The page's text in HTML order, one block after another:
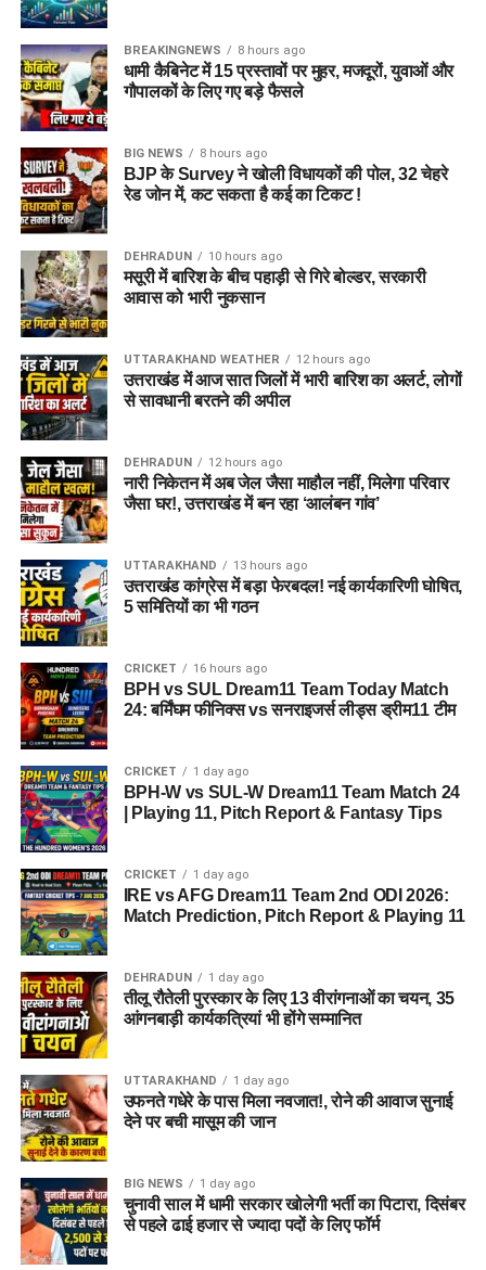
BREAKINGNEWS 8 hours ago
धामी कैबिनेट में 15 प्रस्तावों पर मुहर, मजदूरों, युवाओं और
गौपालकों के लिए गए बड़े फैसले
BIG NEWS 8 hours ago
BJP के Survey ने खोली विधायकों की पोल, 32 चेहरे
रेड जोन में, कट सकता है कई का टिकट !
DEHRADUN 10 hours ago
मसूरी में बारिश के बीच पहाड़ी से गिरे बोल्डर, सरकारी
आवास को भारी नुकसान
UTTARAKHAND WEATHER 12 hours ago
उत्तराखंड में आज सात जिलों में भारी बारिश का अलर्ट, लोगों
से सावधानी बरतने की अपील
DEHRADUN 12 hours ago
नारी निकेतन में अब जेल जैसा माहौल नहीं, मिलेगा परिवार
जैसा घर!, उत्तराखंड में बन रहा ‘आलंबन गांव’
UTTARAKHAND 13 hours ago
उत्तराखंड कांग्रेस में बड़ा फेरबदल! नई कार्यकारिणी घोषित,
5 समितियों का भी गठन
CRICKET 16 hours ago
BPH vs SUL Dream11 Team Today Match
24: बर्मिंघम फीनिक्स vs सनराइजर्स लीड्स ड्रीम11 टीम
CRICKET 1 day ago
BPH-W vs SUL-W Dream11 Team Match 24
| Playing 11, Pitch Report & Fantasy Tips
CRICKET 1 day ago
IRE vs AFG Dream11 Team 2nd ODI 2026:
Match Prediction, Pitch Report & Playing 11
DEHRADUN 1 day ago
तीलू रौतेली पुरस्कार के लिए 13 वीरांगनाओं का चयन, 35
आंगनबाड़ी कार्यकत्रियां भी होंगे सम्मानित
UTTARAKHAND 1 day ago
उफनते गधेरे के पास मिला नवजात!, रोने की आवाज सुनाई
देने पर बची मासूम की जान
BIG NEWS 1 day ago
चुनावी साल में धामी सरकार खोलेगी भर्ती का पिटारा, दिसंबर
से पहले ढाई हजार से ज्यादा पदों के लिए फॉर्म